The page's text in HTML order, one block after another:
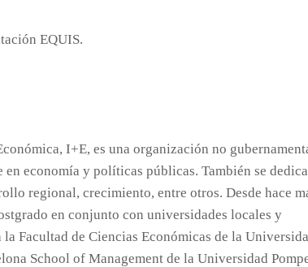
EQUIS.
I+E, es una organización no
economía y políticas públicas. También se
regional, crecimiento, entre otros. Desde hace
en conjunto con universidades locales y
Facultad de Ciencias Económicas de la
School of Management de la Universidad